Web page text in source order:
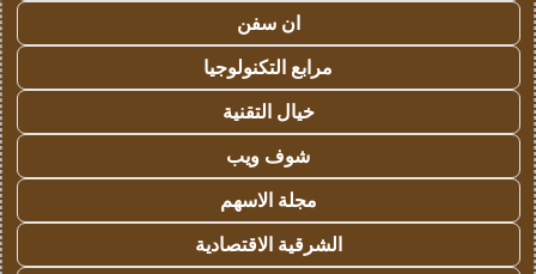
ان سفن
مرابع التكنولوجيا
خيال التقنية
شوف ويب
مجلة الاسهم
الشرقية الاقتصادية